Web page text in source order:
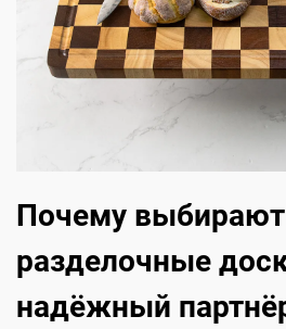
Почему
разделочные
надёжный